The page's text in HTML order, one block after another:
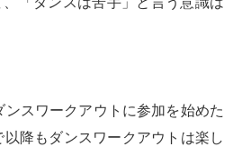
スワークアウトに参加を始めた
降もダンスワークアウトは楽し